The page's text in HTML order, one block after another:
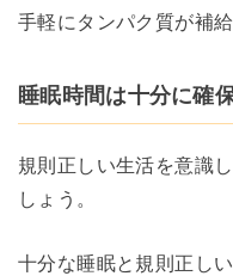
手軽にタンパク質が補
睡眠時間は十分に確
規則正しい生活を意識し
しょう。
十分な睡眠と規則正し